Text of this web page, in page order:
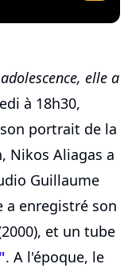
elle a
à 18h30,
portrait de la
Nikos Aliagas a
Guillaume
a enregistré son
et un tube
. A l'époque, le